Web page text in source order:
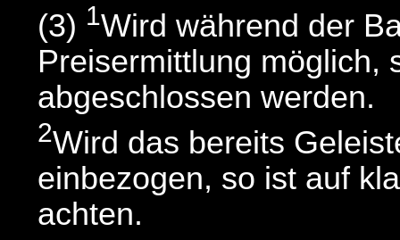
(3) 1Wird während der
Preisermittlung möglich,
abgeschlossen werden.
2Wird das bereits
einbezogen, so ist auf
achten.